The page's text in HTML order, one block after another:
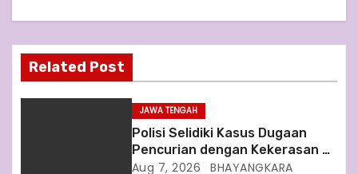
v
i
g
Related Post
JAWA TENGAH
Polisi Selidiki Kasus Dugaan
Pencurian dengan Kekerasan di
Counter HP Royal Phone
Aug 7, 2026 BHAYANGKARA